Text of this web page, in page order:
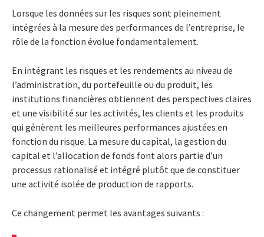
Lorsque les données sur les risques sont pleinement
intégrées à la mesure des performances de l’entreprise, le
rôle de la fonction évolue fondamentalement.
En intégrant les risques et les rendements au niveau de
l’administration, du portefeuille ou du produit, les
institutions financières obtiennent des perspectives claires
et une visibilité sur les activités, les clients et les produits
qui génèrent les meilleures performances ajustées en
fonction du risque. La mesure du capital, la gestion du
capital et l’allocation de fonds font alors partie d’un
processus rationalisé et intégré plutôt que de constituer
une activité isolée de production de rapports.
Ce changement permet les avantages suivants :